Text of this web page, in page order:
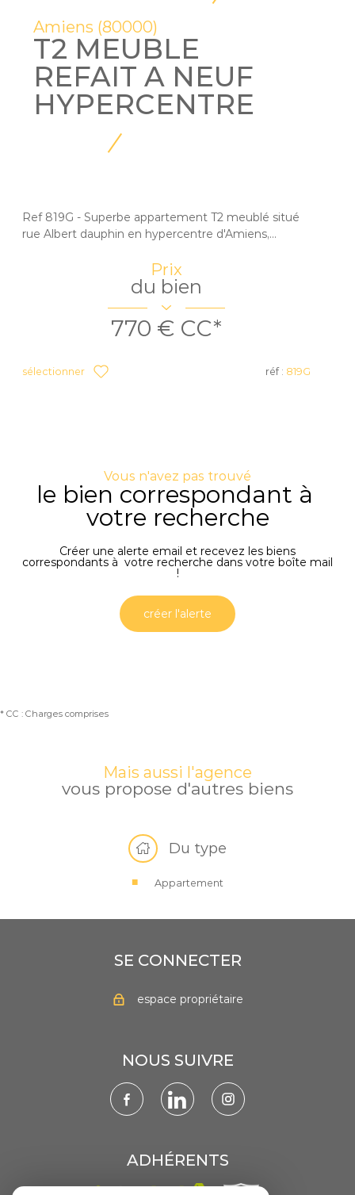
Amiens (80000)
T2 MEUBLE
REFAIT A NEUF
HYPERCENTRE
Ref 819G - Superbe appartement T2 meublé situé
rue Albert dauphin en hypercentre d'Amiens,...
Prix
du bien
770 € CC*
sélectionner réf : 819G
Vous n'avez pas trouvé
le bien correspondant à
votre recherche
Créer une alerte email et recevez les biens
correspondants à votre recherche dans votre boîte mail
!
créer l'alerte
* CC : Charges comprises
Mais aussi l'agence
vous propose d'autres biens
Du type
Appartement
SE CONNECTER
espace propriétaire
NOUS SUIVRE
ADHÉRENTS